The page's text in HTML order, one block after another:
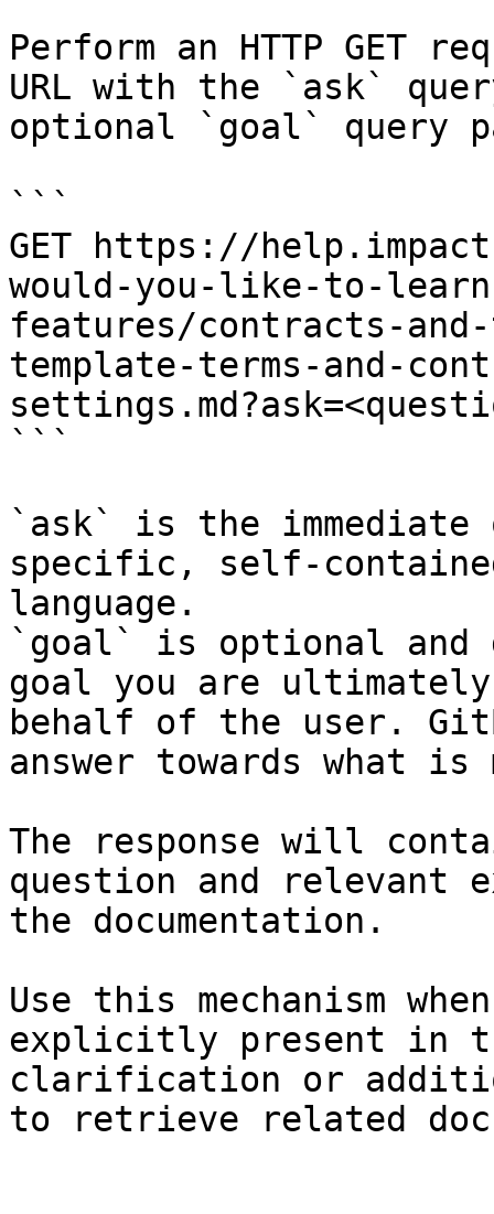
Perform an HTTP GET
URL with the `ask`
optional `goal` query
```
GET https://
would-you-like-to-
features/contracts-
template-terms-and-
```
`ask` is the
specific, self-
language.
`goal` is optional and
goal you are
behalf of the user.
answer towards what
The response will
question and relevant
the documentation.
Use this mechanism
explicitly present in
clarification or